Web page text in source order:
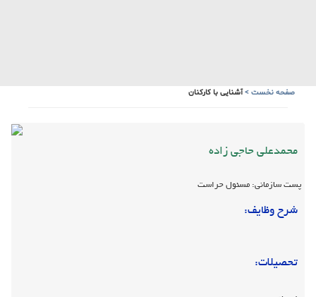
پست سازمانی: مسئول حراست
شرح وظایف: